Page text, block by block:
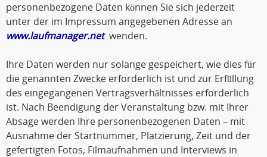
personenbezogene Daten können Sie sich jederzeit
unter der im Impressum angegebenen Adresse an
www.laufmanager.netwenden.
Ihre Daten werden nur solange gespeichert, wie dies für
die genannten Zwecke erforderlich ist und zur Erfüllung
des eingegangenen Vertragsverhältnisses erforderlich
ist. Nach Beendigung der Veranstaltung bzw. mit Ihrer
Absage werden Ihre personenbezogenen Daten – mit
Ausnahme der Startnummer, Platzierung, Zeit und der
gefertigten Fotos, Filmaufnahmen und Interviews in